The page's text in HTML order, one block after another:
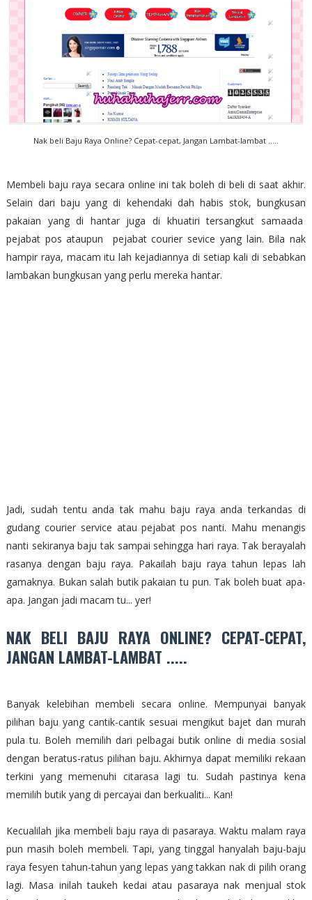
Nak beli Baju Raya Online? Cepat-cepat, Jangan Lambat-lambat .....
Membeli baju raya secara online ini tak boleh di beli di saat akhir.
Selain dari baju yang di kehendaki dah habis stok, bungkusan
pakaian yang di hantar juga di khuatiri tersangkut samaada
pejabat pos ataupun pejabat courier sevice yang lain. Bila nak
hampir raya, macam itu lah kejadiannya di setiap kali di sebabkan
lambakan bungkusan yang perlu mereka hantar.
Jadi, sudah tentu anda tak mahu baju raya anda terkandas di
gudang courier service atau pejabat pos nanti. Mahu menangis
nanti sekiranya baju tak sampai sehingga hari raya. Tak berayalah
rasanya dengan baju raya. Pakailah baju raya tahun lepas lah
gamaknya. Bukan salah butik pakaian tu pun. Tak boleh buat apa-
apa. Jangan jadi macam tu... yer!
NAK BELI BAJU RAYA ONLINE? CEPAT-CEPAT,
JANGAN LAMBAT-LAMBAT .....
Banyak kelebihan membeli secara online. Mempunyai banyak
pilihan baju yang cantik-cantik sesuai mengikut bajet dan murah
pula tu. Boleh memilih dari pelbagai butik online di media sosial
dengan beratus-ratus pilihan baju. Akhirnya dapat memiliki rekaan
terkini yang memenuhi citarasa lagi tu. Sudah pastinya kena
memilih butik yang di percayai dan berkualiti... Kan!
Kecualilah jika membeli baju raya di pasaraya. Waktu malam raya
pun masih boleh membeli. Tapi, yang tinggal hanyalah baju-baju
raya fesyen tahun-tahun yang lepas yang takkan nak di pilih orang
lagi. Masa inilah taukeh kedai atau pasaraya nak menjual stok